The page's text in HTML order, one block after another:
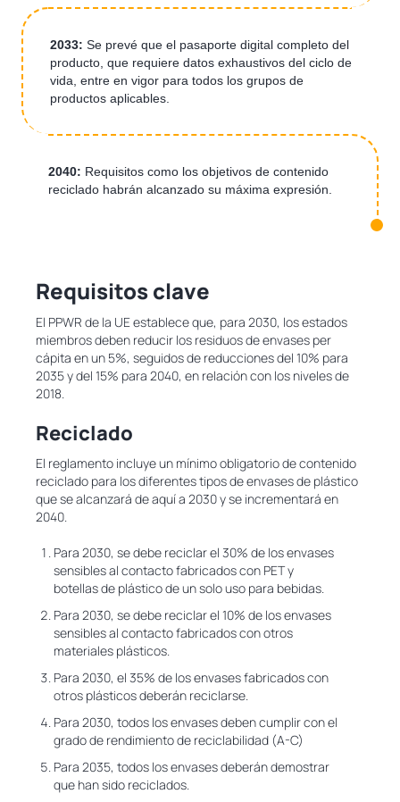
2033: Se prevé que el pasaporte digital completo del
producto, que requiere datos exhaustivos del ciclo de
vida, entre en vigor para todos los grupos de
productos aplicables.
2040: Requisitos como los objetivos de contenido
reciclado habrán alcanzado su máxima expresión.
Requisitos clave
El PPWR de la UE establece que, para 2030, los estados
miembros deben reducir los residuos de envases per
cápita en un 5%, seguidos de reducciones del 10% para
2035 y del 15% para 2040, en relación con los niveles de
2018.
Reciclado
El reglamento incluye un mínimo obligatorio de contenido
reciclado para los diferentes tipos de envases de plástico
que se alcanzará de aquí a 2030 y se incrementará en
2040.
Para 2030, se debe reciclar el 30% de los envases
sensibles al contacto fabricados con PET y
botellas de plástico de un solo uso para bebidas.
Para 2030, se debe reciclar el 10% de los envases
sensibles al contacto fabricados con otros
materiales plásticos.
Para 2030, el 35% de los envases fabricados con
otros plásticos deberán reciclarse.
Para 2030, todos los envases deben cumplir con el
grado de rendimiento de reciclabilidad (A-C)
Para 2035, todos los envases deberán demostrar
que han sido reciclados.